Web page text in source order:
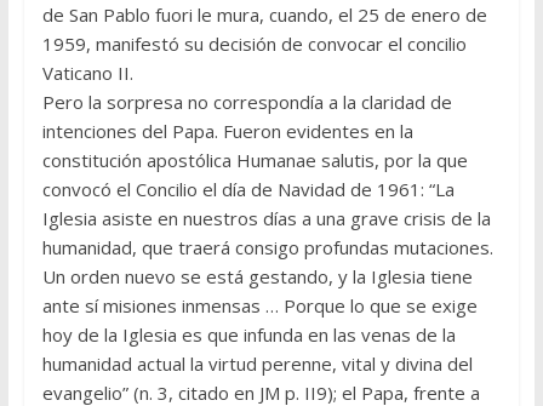
de San Pablo fuori le mura, cuando, el 25 de enero de
1959, manifestó su decisión de convocar el concilio
Vaticano II.
Pero la sorpresa no correspondía a la claridad de
intenciones del Papa. Fueron evidentes en la
constitución apostólica Humanae salutis, por la que
convocó el Concilio el día de Navidad de 1961: “La
Iglesia asiste en nuestros días a una grave crisis de la
humanidad, que traerá consigo profundas mutaciones.
Un orden nuevo se está gestando, y la Iglesia tiene
ante sí misiones inmensas … Porque lo que se exige
hoy de la Iglesia es que infunda en las venas de la
humani­dad actual la virtud perenne, vital y divina del
evangelio” (n. 3, citado en JM p. II9); el Papa, frente a